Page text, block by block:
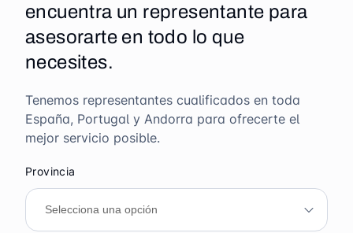
encuentra un representante para
asesorarte en todo lo que
necesites.
Tenemos representantes cualificados en toda
España, Portugal y Andorra para ofrecerte el
mejor servicio posible.
Provincia